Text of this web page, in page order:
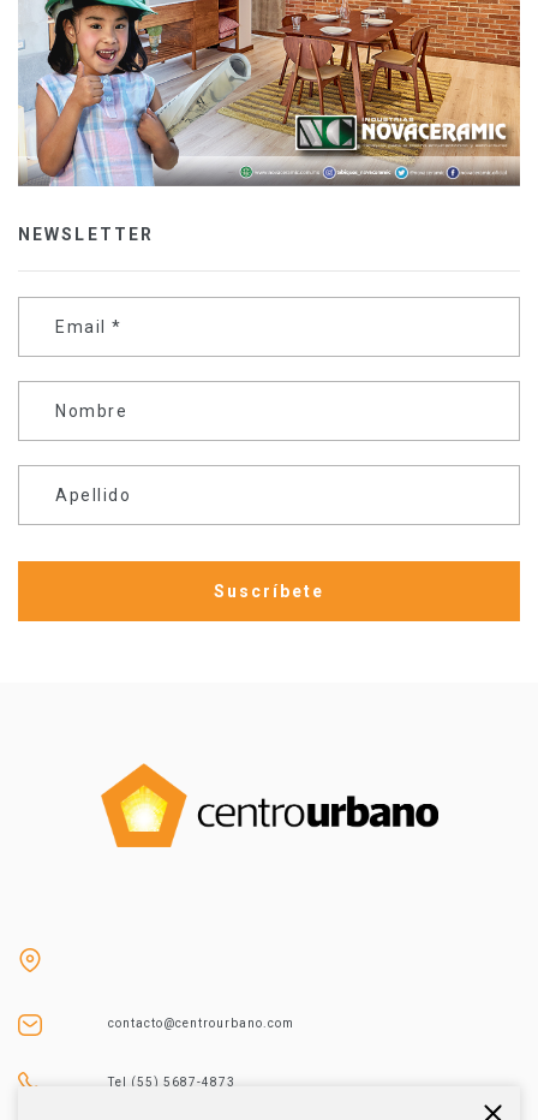
NEWSLETTER
Email *
Nombre
Apellido
contacto@centrourbano.com
Tel (55) 5687-4873